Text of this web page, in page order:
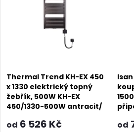
p
r
o
Abecedně
p
r
Thermal Trend KH-EX 450
x 1330 elektrický topný
žebřík, 500W KH-EX
450/1330-500W antracit/
od 6 526 Kč od